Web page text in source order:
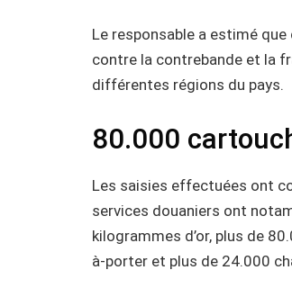
Le responsable a estimé
contre la contrebande et la
différentes régions du pays.
80.000
Les saisies effectuées ont
services douaniers ont
kilogrammes d’or, plus de
à-porter et plus de 24.000